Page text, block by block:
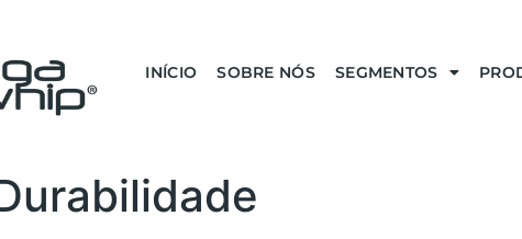
INÍCIO SOBRE NÓS SEGMENTOS